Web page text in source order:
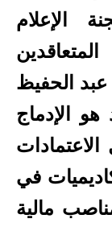
الإعلام
الحفيظ
الإدماج
في
مالية